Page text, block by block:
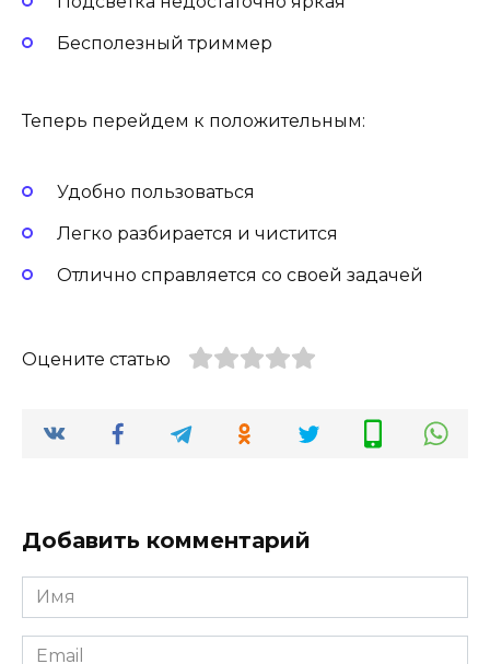
Бесполезный триммер
Теперь перейдем к положительным:
Удобно пользоваться
Легко разбирается и чистится
Отлично справляется со своей задачей
Оцените статью
Добавить комментарий
Имя
Email